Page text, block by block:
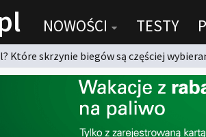
NOWOŚCI TESTY
Które skrzynie biegów są częściej